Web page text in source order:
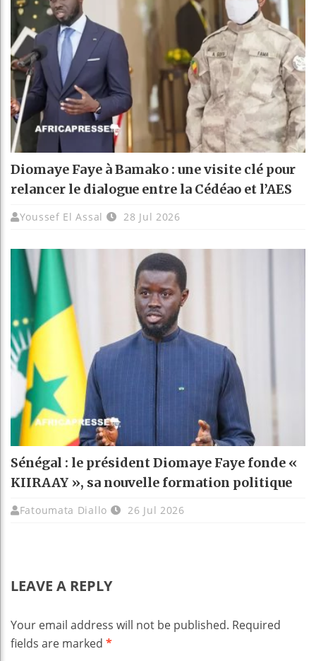
Diomaye Faye à Bamako : une visite clé pour
relancer le dialogue entre la Cédéao et l’AES
Youssef El Assal 28 Jul 2026
Sénégal : le président Diomaye Faye fonde «
KIIRAAY », sa nouvelle formation politique
Fatoumata Diallo 26 Jul 2026
LEAVE A REPLY
Your email address will not be published. Required
fields are marked *